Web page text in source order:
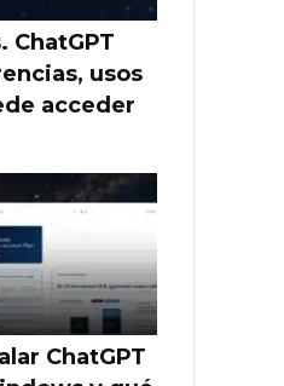
ChatGPT
usos
acceder
ChatGPT